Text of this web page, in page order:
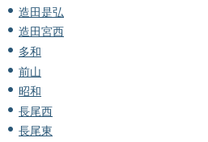
造田是弘
造田宮西
多和
前山
昭和
長尾西
長尾東